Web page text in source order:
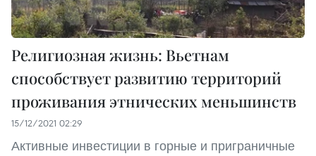
Религиозная жизнь: Вьетнам
способствует развитию территорий
проживания этнических меньшинств
15/12/2021 02:29
Активные инвестиции в горные и приграничные